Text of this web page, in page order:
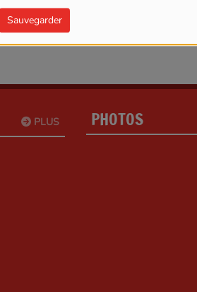
Sauvegarder
PLUS PHOTOS